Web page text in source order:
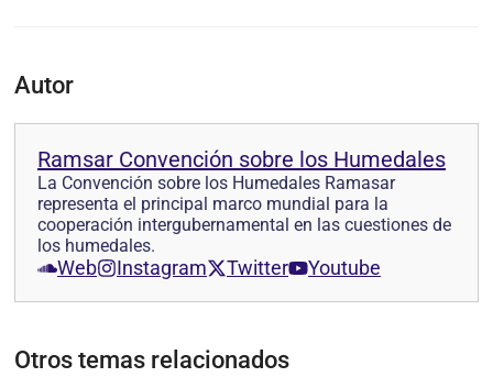
Autor
Ramsar Convención sobre los Humedales
La Convención sobre los Humedales Ramasar
representa el principal marco mundial para la
cooperación intergubernamental en las cuestiones de
los humedales.
Web Instagram Twitter Youtube
Otros temas relacionados